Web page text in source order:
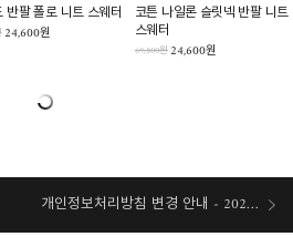
반팔 폴로 니트 스웨터
24,600원
코튼 나일론 슬릿넥 반팔 니트
스웨터
69,800원 24,600원
개인정보처리방침 변경 안내 - 2026/07/30 시행